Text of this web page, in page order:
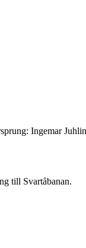
Ingemar
till Svartåbanan.